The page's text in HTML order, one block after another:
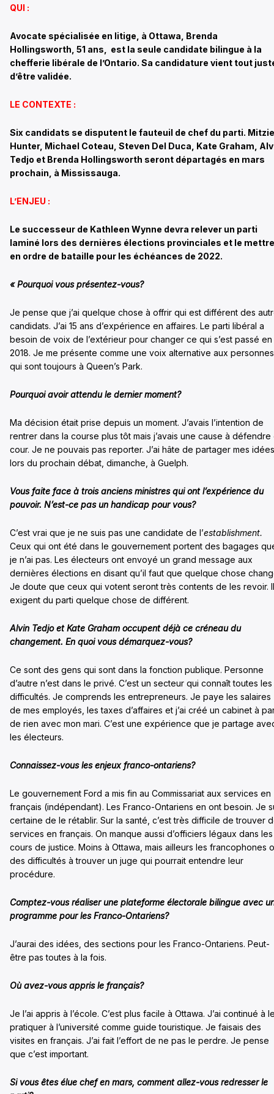
QUI :
Avocate spécialisée en litige, à Ottawa, Brenda
Hollingsworth, 51 ans, est la seule candidate bilingue à la
chefferie libérale de l’Ontario. Sa candidature vient tout
d’être validée.
LE CONTEXTE :
Six candidats se disputent le fauteuil de chef du parti. Mitzie
Hunter, Michael Coteau, Steven Del Duca, Kate Graham,
Tedjo et Brenda Hollingsworth seront départagés en mars
prochain, à Mississauga.
L’ENJEU :
Le successeur de Kathleen Wynne devra relever un parti
laminé lors des dernières élections provinciales et le mettre
en ordre de bataille pour les échéances de 2022.
«Pourquoi vous présentez-vous?
Je pense que j’ai quelque chose à offrir qui est différent des
candidats. J’ai 15 ans d’expérience en affaires. Le parti libéral a
besoin de voix de l’extérieur pour changer ce qui s’est passé en
2018. Je me présente comme une voix alternative aux personnes
qui sont toujours à Queen’s Park.
Pourquoi avoir attendu le dernier moment?
Ma décision était prise depuis un moment. J’avais l’intention de
rentrer dans la course plus tôt mais j’avais une cause à défendre
cour. Je ne pouvais pas reporter. J’ai hâte de partager mes idées
lors du prochain débat, dimanche, à Guelph.
Vous faite face à trois anciens ministres qui ont l’expérience du
pouvoir. N’est-ce pas un handicap pour vous?
C’est vrai que je ne suis pas une candidate de l’establishment.
Ceux qui ont été dans le gouvernement portent des bagages
je n’ai pas. Les électeurs ont envoyé un grand message aux
dernières élections en disant qu’il faut que quelque chose
Je doute que ceux qui votent seront très contents de les revoir.
exigent du parti quelque chose de différent.
Alvin Tedjo et Kate Graham occupent déjà ce créneau du
changement. En quoi vous démarquez-vous?
Ce sont des gens qui sont dans la fonction publique. Personne
d’autre n’est dans le privé. C’est un secteur qui connaît toutes les
difficultés. Je comprends les entrepreneurs. Je paye les salaires
de mes employés, les taxes d’affaires et j’ai créé un cabinet à
de rien avec mon mari. C’est une expérience que je partage
les électeurs.
Connaissez-vous les enjeux franco-ontariens?
Le gouvernement Ford a mis fin au Commissariat aux services en
français (indépendant). Les Franco-Ontariens en ont besoin. Je
certaine de le rétablir. Sur la santé, c’est très difficile de trouver
services en français. On manque aussi d’officiers légaux dans les
cours de justice. Moins à Ottawa, mais ailleurs les francophones
des difficultés à trouver un juge qui pourrait entendre leur
procédure.
Comptez-vous réaliser une plateforme électorale bilingue avec
programme pour les Franco-Ontariens?
J’aurai des idées, des sections pour les Franco-Ontariens. Peut-
être pas toutes à la fois.
Où avez-vous appris le français?
Je l’ai appris à l’école. C’est plus facile à Ottawa. J’ai continué à
pratiquer à l’université comme guide touristique. Je faisais des
visites en français. J’ai fait l’effort de ne pas le perdre. Je pense
que c’est important.
Si vous êtes élue chef en mars, comment allez-vous redresser le